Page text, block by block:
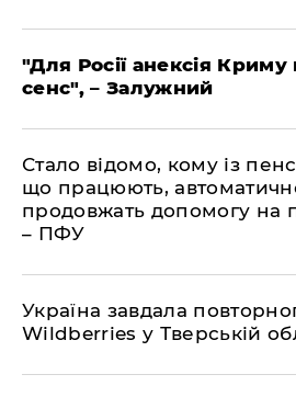
"Для Росії анексія Криму
сенс", – Залужний
Стало відомо, кому із
що працюють,
продовжать допомогу на
– ПФУ
Україна завдала
Wildberries у Тверській